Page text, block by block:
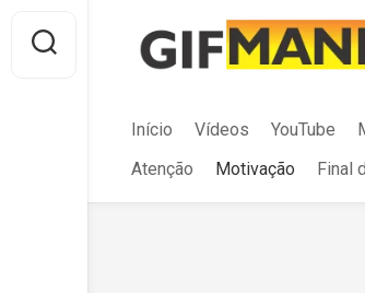
content
Início Vídeos YouTube
Atenção
Motivação Final